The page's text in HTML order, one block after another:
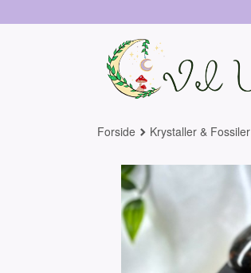
til
Forside Krystaller & Fossiler